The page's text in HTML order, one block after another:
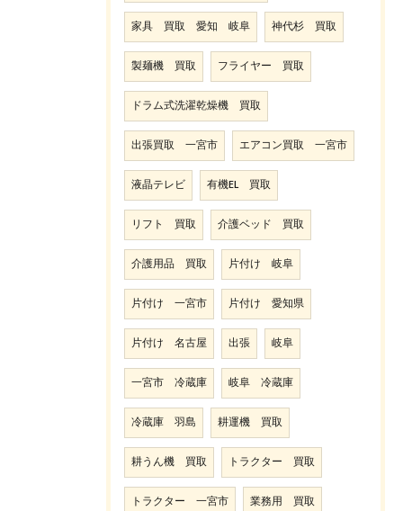
家具 買取 愛知 岐阜 神代杉 買取
製麺機 買取 フライヤー 買取
ドラム式洗濯乾燥機 買取
出張買取 一宮市 エアコン買取 一宮市
液晶テレビ 有機EL 買取
リフト 買取 介護ベッド 買取
介護用品 買取 片付け 岐阜
片付け 一宮市 片付け 愛知県
片付け 名古屋 出張 岐阜
一宮市 冷蔵庫 岐阜 冷蔵庫
冷蔵庫 羽島 耕運機 買取
耕うん機 買取 トラクター 買取
トラクター 一宮市 業務用 買取